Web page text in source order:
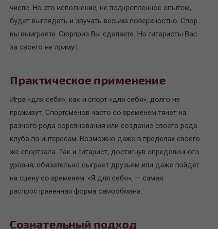
числе. Но это исполнение, не подкрепленное опытом,
будет выглядеть и звучать весьма поверхностно. Спор
вы выиграете. Сюрприз Вы сделаете. Но гитаристы Вас
за своего не примут.
Практическое применение
Игра «для себя», как и спорт «для себя», долго не
проживут. Спортсменов часто со временем тянет на
разного рода соревнования или создание своего рода
клуба по интересам. Возможно даже в пределах своего
же спортзала. Так и гитарист, достигнув определенного
уровня, обязательно сыграет друзьям или даже пойдет
на сцену со временем. «Я для себя», — самая
распространенная форма самообмана.
Сознательный подход